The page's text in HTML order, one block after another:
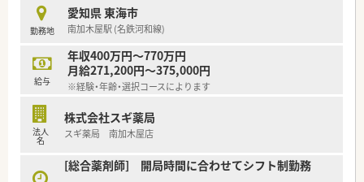
勤務地
愛知県 東海市
南加木屋駅 (名鉄河和線)
給与
年収400万円～770万円
月給271,200円～375,000円
※経験・年齢・選択コースによります
法人
名
株式会社スギ薬局
スギ薬局 南加木屋店
[総合薬剤師] 開局時間に合わせてシフト制勤務